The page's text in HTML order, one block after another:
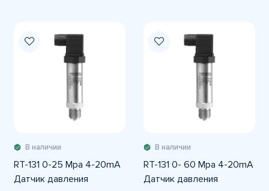
В наличии
RT-131 0-25 Mpa 4-20mA
Датчик давления
В наличии
RT-131 0- 60 Mpa 4-20mA
Датчик давления